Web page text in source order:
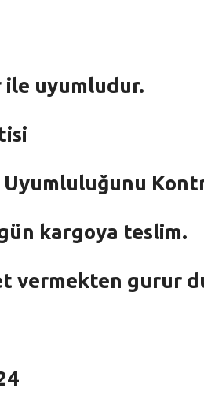
ile uyumludur.
Uyumluluğunu
kargoya teslim.
vermekten gurur